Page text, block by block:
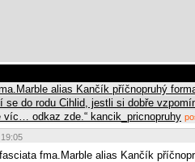
alias Kančík příčnopruhý
do rodu Cihlid, jestli si dobře
víc… odkaz zde.“ kancik_pricnopruhy
19:05
fma.Marble alias Kančík